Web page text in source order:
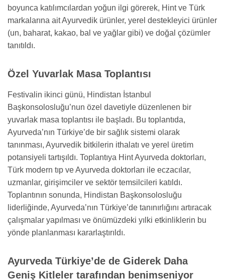
boyunca katılımcılardan yoğun ilgi görerek, Hint ve Türk
markalarına ait Ayurvedik ürünler, yerel destekleyici ürünler
(un, baharat, kakao, bal ve yağlar gibi) ve doğal çözümler
tanıtıldı.
Özel Yuvarlak Masa Toplantısı
Festivalin ikinci günü, Hindistan İstanbul
Başkonsolosluğu’nun özel davetiyle düzenlenen bir
yuvarlak masa toplantısı ile başladı. Bu toplantıda,
Ayurveda’nın Türkiye’de bir sağlık sistemi olarak
tanınması, Ayurvedik bitkilerin ithalatı ve yerel üretim
potansiyeli tartışıldı. Toplantıya Hint Ayurveda doktorları,
Türk modern tıp ve Ayurveda doktorları ile eczacılar,
uzmanlar, girişimciler ve sektör temsilcileri katıldı.
Toplantının sonunda, Hindistan Başkonsolosluğu
liderliğinde, Ayurveda’nın Türkiye’de tanınırlığını artıracak
çalışmalar yapılması ve önümüzdeki yılki etkinliklerin bu
yönde planlanması kararlaştırıldı.
Ayurveda Türkiye’de de Giderek Daha
Geniş Kitleler tarafından benimseniyor